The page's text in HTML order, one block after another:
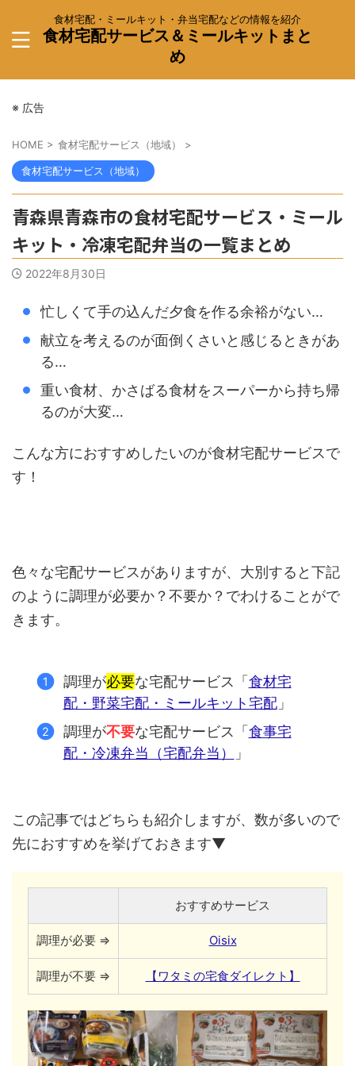
食材宅配・ミールキット・弁当宅配などの情報を紹介
食材宅配サービス＆ミールキットまと
め
※ 広告
HOME > 食材宅配サービス（地域） >
食材宅配サービス（地域）
青森県青森市の食材宅配サービス・ミール
キット・冷凍宅配弁当の一覧まとめ
2022年8月30日
忙しくて手の込んだ夕食を作る余裕がない…
献立を考えるのが面倒くさいと感じるときがあ
る…
重い食材、かさばる食材をスーパーから持ち帰
るのが大変…
こんな方におすすめしたいのが食材宅配サービスで
す！
色々な宅配サービスがありますが、大別すると下記
のように調理が必要か？不要か？でわけることがで
きます。
調理が必要な宅配サービス「食材宅
配・野菜宅配・ミールキット宅配」
調理が不要な宅配サービス「食事宅
配・冷凍弁当（宅配弁当）
」
この記事ではどちらも紹介しますが、数が多いので
先におすすめを挙げておきます▼
おすすめサービス
調理が必要 ⇒ Oisix
調理が不要 ⇒ 【ワタミの宅食ダイレクト】